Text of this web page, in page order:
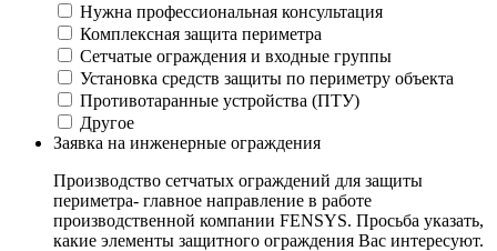
Нужна профессиональная консультация
Комплексная защита периметра
Сетчатые ограждения и входные группы
Установка средств защиты по периметру объекта
Противотаранные устройства (ПТУ)
Другое
Заявка на инженерные ограждения
Производство сетчатых ограждений для защиты
периметра- главное направление в работе
производственной компании FENSYS. Просьба указать,
какие элементы защитного ограждения Вас интересуют.